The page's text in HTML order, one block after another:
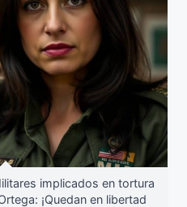
implicados en tortura
¡Quedan en libertad